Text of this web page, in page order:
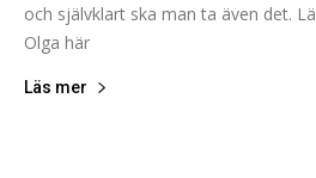
och självklart ska man ta även det.
Olga här
Läs mer